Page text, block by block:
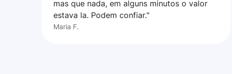
mas que nada, em alguns minutos o valor
estava la. Podem confiar."
Maria F.